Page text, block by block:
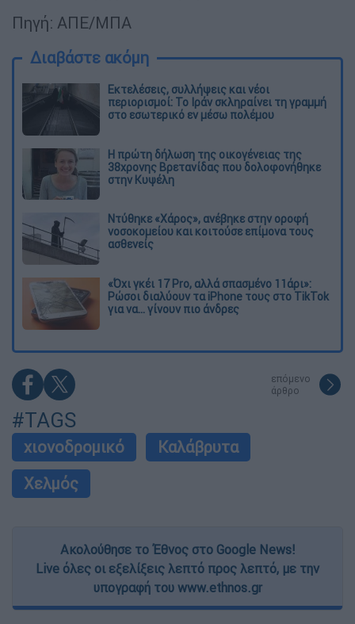
Πηγή: ΑΠΕ/ΜΠΑ
Διαβάστε ακόμη
Εκτελέσεις, συλλήψεις και νέοι
περιορισμοί: Το Ιράν σκληραίνει τη γραμμή
στο εσωτερικό εν μέσω πολέμου
Η πρώτη δήλωση της οικογένειας της
38χρονης Βρετανίδας που δολοφονήθηκε
στην Κυψέλη
Ντύθηκε «Χάρος», ανέβηκε στην οροφή
νοσοκομείου και κοιτούσε επίμονα τους
ασθενείς
«Όχι γκέι 17 Pro, αλλά σπασμένο 11άρι»:
Ρώσοι διαλύουν τα iPhone τους στο TikTok
για να... γίνουν πιο άνδρες
επόμενο
άρθρο
#TAGS
χιονοδρομικό
Καλάβρυτα
Χελμός
Ακολούθησε το Έθνος στο Google News!
Live όλες οι εξελίξεις λεπτό προς λεπτό, με την
υπογραφή του www.ethnos.gr